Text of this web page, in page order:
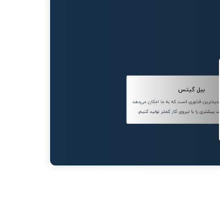
بیل گیتس
فناوری است که به ما امکان می‌دهد
بیشتری را با نیروی کار کمتر تولید کنیم.